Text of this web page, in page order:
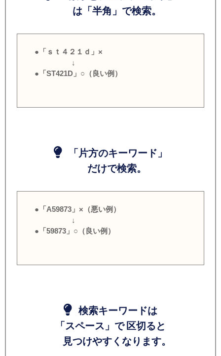
は「半角」で検索。
●「ｓｔ４２１ｄ」×
↓
●「ST421D」○（良い例）
「片方のキーワード」
だけで検索。
●「A59873」×（悪い例）
↓
●「59873」○（良い例）
検索キーワードは
「スペース」で 区切ると
見つけやすくなります。